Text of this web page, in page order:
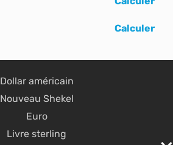
Calculer
Dollar américain
Nouveau Shekel
Euro
Livre sterling